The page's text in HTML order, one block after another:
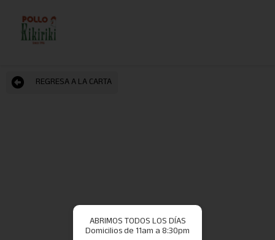
REGRESA A LA CARTA
ABRIMOS TODOS LOS DÍAS
Domicilios de 11am a 8:30pm